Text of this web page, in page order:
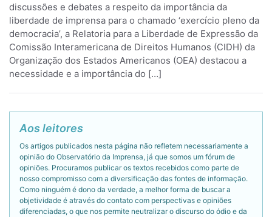
discussões e debates a respeito da importância da
liberdade de imprensa para o chamado ‘exercício pleno da
democracia’, a Relatoria para a Liberdade de Expressão da
Comissão Interamericana de Direitos Humanos (CIDH) da
Organização dos Estados Americanos (OEA) destacou a
necessidade e a importância do […]
Aos leitores
Os artigos publicados nesta página não refletem necessariamente a
opinião do Observatório da Imprensa, já que somos um fórum de
opiniões. Procuramos publicar os textos recebidos como parte de
nosso compromisso com a diversificação das fontes de informação.
Como ninguém é dono da verdade, a melhor forma de buscar a
objetividade é através do contato com perspectivas e opiniões
diferenciadas, o que nos permite neutralizar o discurso do ódio e da